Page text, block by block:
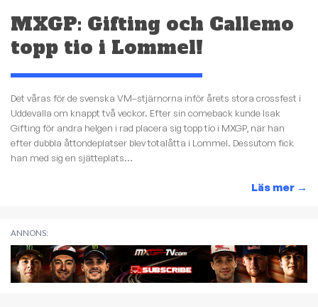
MXGP: Gifting och Callemo
topp tio i Lommel!
Det våras för de svenska VM–stjärnorna inför årets stora crossfest i
Uddevalla om knappt två veckor. Efter sin comeback kunde Isak
Gifting för andra helgen i rad placera sig topp tio i MXGP, när han
efter dubbla åttondeplatser blev totalåtta i Lommel. Dessutom fick
han med sig en sjätteplats...
Läs mer →
ANNONS: